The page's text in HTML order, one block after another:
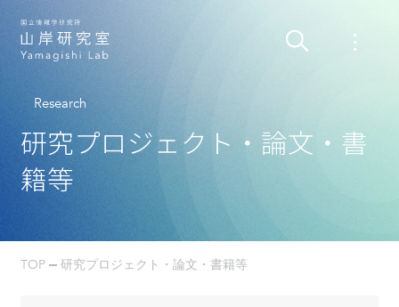
Research
研究プロジェクト・論文・書
籍等
TOP 研究プロジェクト・論文・書籍等